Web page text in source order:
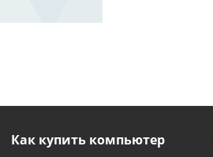
Как купить компьютер